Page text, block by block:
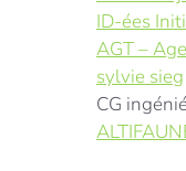
ID-ées
AGT –
sylvie sieg
CG